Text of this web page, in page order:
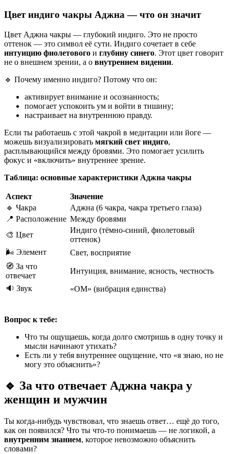
Цвет индиго чакры Аджна — что он значит
Цвет Аджна чакры — глубокий индиго. Это не просто
оттенок — это символ её сути. Индиго сочетает в себе
интуицию фиолетового и глубину синего. Этот цвет говорит
не о внешнем зрении, а о внутреннем видении.
🔹 Почему именно индиго? Потому что он:
активирует внимание и осознанность;
помогает успокоить ум и войти в тишину;
настраивает на внутреннюю правду.
Если ты работаешь с этой чакрой в медитации или йоге —
можешь визуализировать мягкий свет индиго,
расплывающийся между бровями. Это помогает усилить
фокус и «включить» внутреннее зрение.
Таблица: основные характеристики Аджна чакры
Аспект
Значение
🔹 Чакра
Аджна (6 чакра, чакра третьего глаза)
📍 Расположение Между бровями
🎨 Цвет
Индиго (тёмно-синий, фиолетовый
оттенок)
🌬️ Элемент
Свет, восприятие
🧭 За что
отвечает
Интуиция, внимание, ясность, честность
🔉 Звук
«ОМ» (вибрация единства)
Вопрос к тебе:
Что ты ощущаешь, когда долго смотришь в одну точку и
мысли начинают утихать?
Есть ли у тебя внутреннее ощущение, что «я знаю, но не
могу это объяснить»?
🔹 За что отвечает Аджна чакра у
женщин и мужчин
Ты когда-нибудь чувствовал, что знаешь ответ… ещё до того,
как он появился? Что ты что-то понимаешь — не логикой, а
внутренним знанием, которое невозможно объяснить
словами?